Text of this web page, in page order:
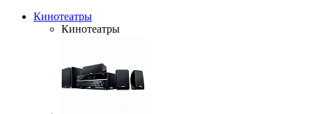
Кинотеатры
Кинотеатры